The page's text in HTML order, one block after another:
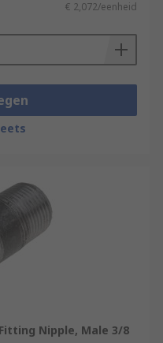
€ 2,072/eenheid
Nipple, Male 3/8